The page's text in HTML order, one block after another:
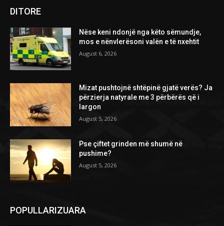
DITORE
Nëse keni ndonjë nga këto sëmundje,
mos e nënvlerësoni valën e të nxehtit
August 6, 2026
Mizat pushtojnë shtëpinë gjatë verës? Ja
përzierja natyrale me 3 përbërës që i
largon
August 5, 2026
Pse çiftet grinden më shumë në
pushime?
August 5, 2026
POPULLARIZUARA